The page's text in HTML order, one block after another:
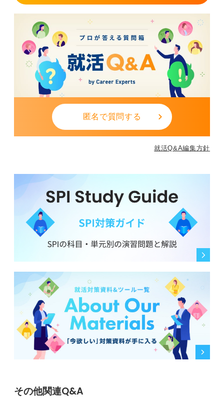
匿名で質問する
就活Q&A編集方針
その他関連Q&A